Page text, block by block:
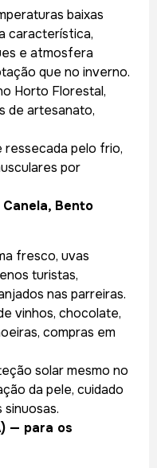
baixas
característica,
e atmosfera
que no inverno.
Horto Florestal,
de artesanato,
ressecada pelo frio,
por
Bento
fresco, uvas
turistas,
nas parreiras.
vinhos, chocolate,
compras em
solar mesmo no
da pele, cuidado
— para os